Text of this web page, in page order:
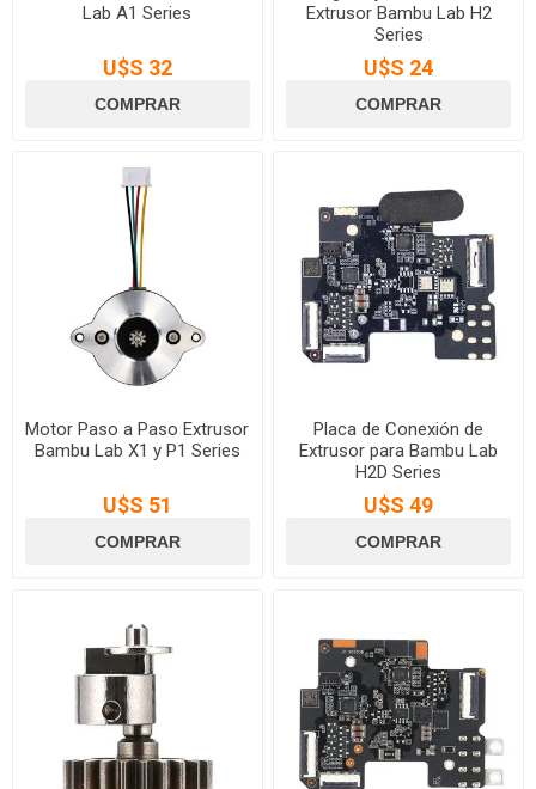
Lab A1 Series
U$S 32
Extrusor Bambu Lab H2
Series
U$S 24
Motor Paso a Paso Extrusor
Bambu Lab X1 y P1 Series
U$S 51
Placa de Conexión de
Extrusor para Bambu Lab
H2D Series
U$S 49